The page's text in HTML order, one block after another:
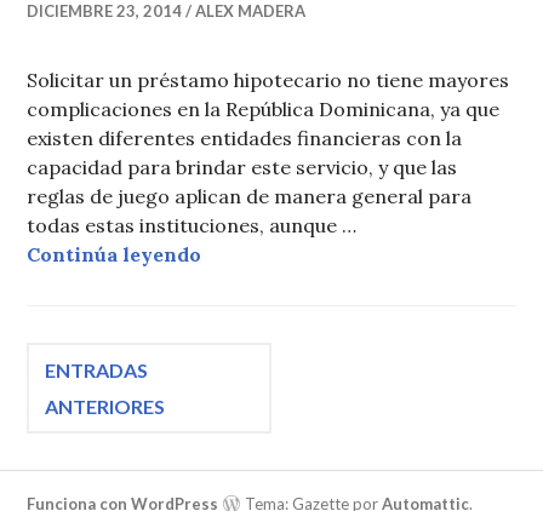
DICIEMBRE 23, 2014 ALEX MADERA
Solicitar un préstamo hipotecario no tiene mayores
complicaciones en la República Dominicana, ya que
existen diferentes entidades financieras con la
capacidad para brindar este servicio, y que las
reglas de juego aplican de manera general para
todas estas instituciones, aunque …
Continúa leyendo
Navegación
ENTRADAS
ANTERIORES
Funciona con WordPress Tema: Gazette porAutomattic.